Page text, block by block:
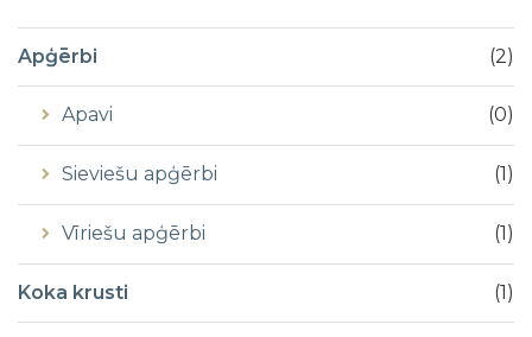
(2)
Apģērbi
(0)
Apavi
(1)
Sieviešu apģērbi
(1)
Vīriešu apģērbi
(1)
Koka krusti